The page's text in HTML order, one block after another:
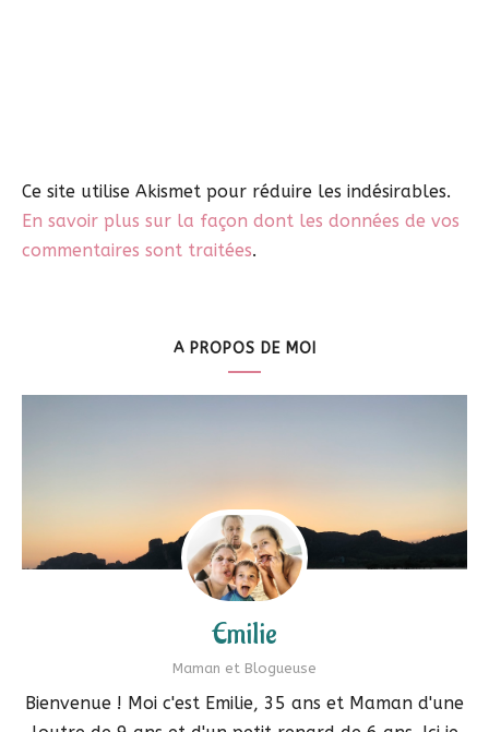
Ce site utilise Akismet pour réduire les indésirables.
En savoir plus sur la façon dont les données de vos
commentaires sont traitées.
A PROPOS DE MOI
Emilie
Maman et Blogueuse
Bienvenue ! Moi c'est Emilie, 35 ans et Maman d'une